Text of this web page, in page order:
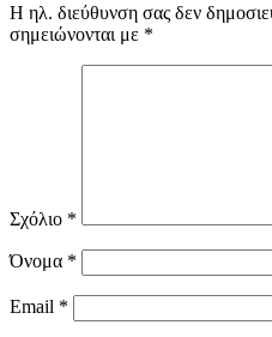
Η ηλ. διεύθυνση σας δεν
σημειώνονται με *
Σχόλιο *
Όνομα *
Email *